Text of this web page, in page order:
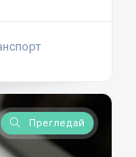
Прегледай